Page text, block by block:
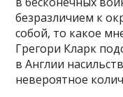
безразличием к
собой, то какое
Грегори Кларк
в Англии
невероятное